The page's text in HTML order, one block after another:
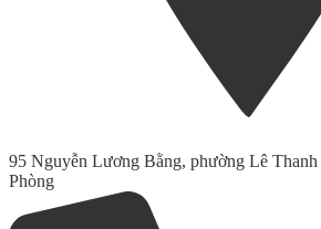
95 Nguyễn Lương Bằng, phường Lê
Phòng